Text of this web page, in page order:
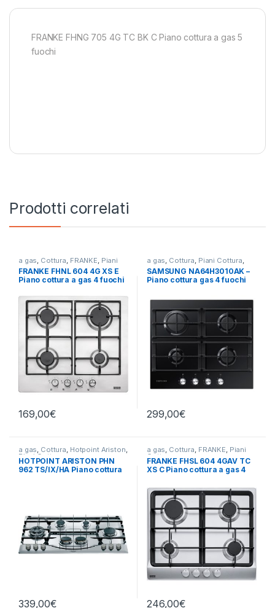
FRANKE FHNG 705 4G TC BK C Piano cottura a gas 5
fuochi
Prodotti correlati
a gas Cottura FRANKE Piani
Cottura
FRANKE FHNL 604 4G XS E
Piano cottura a gas 4 fuochi
169,00€
a gas Cottura Piani Cottura
SAMSUNG
SAMSUNG NA64H3010AK –
Piano cottura gas 4 fuochi
299,00€
a gas, Cottura, Hotpoint Ariston,
Piani Cottura
HOTPOINT ARISTON PHN
962 TS/IX/HA Piano cottura
339,00€
a gas, Cottura, FRANKE, Piani
Cottura
FRANKE FHSL 604 4GAV TC
XS C Piano cottura a gas 4
246,00€